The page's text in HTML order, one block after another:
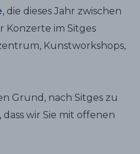
, die dieses Jahr zwischen
Konzerte im Sitges
Kunstworkshops,
Grund, nach Sitges zu
dass wir Sie mit offenen